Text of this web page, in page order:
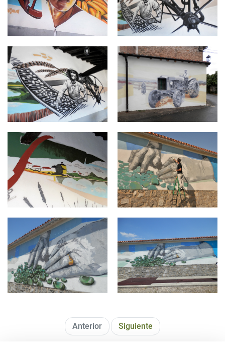
langarika6.jpg langarika4.jpg
langarika1.jpg Jauregi6.jpg
jauregi3.jpg
Anterior Siguiente